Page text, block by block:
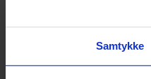
Samtykke